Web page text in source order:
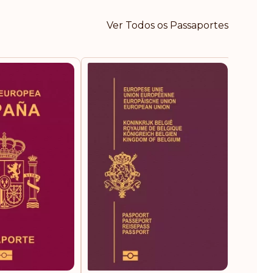
Destinos sem visto:
Ver Todos os Passaportes